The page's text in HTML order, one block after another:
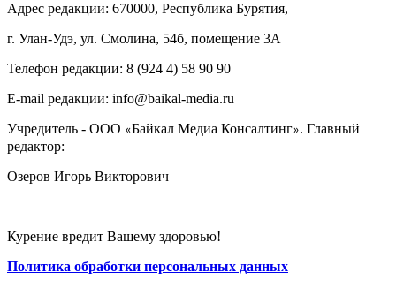
Адрес редакции: 670000, Республика Бурятия,
г. Улан-Удэ, ул. Смолина, 54б, помещение 3А
Телефон редакции: ‎‎8 (924 4) 58 90 90
E-mail редакции: info@baikal-media.ru
Учредитель - ООО «Байкал Медиа Консалтинг». Главный
редактор:
Озеров Игорь Викторович
Курение вредит Вашему здоровью!
Политика обработки персональных данных